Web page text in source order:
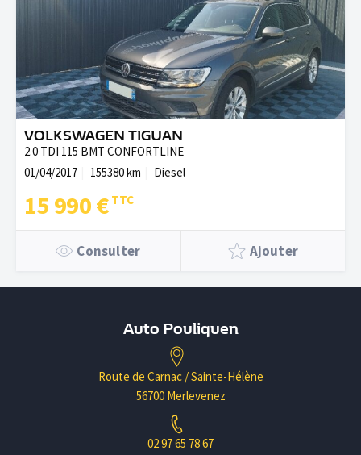
VOLKSWAGEN TIGUAN
2.0 TDI 115 BMT CONFORTLINE
01/04/2017
155380 km Diesel
15 990 €
Consulter Ajouter
Auto Pouliquen
Route de Carnac / Sainte-Hélène
56700 Merlevenez
02 97 65 78 67